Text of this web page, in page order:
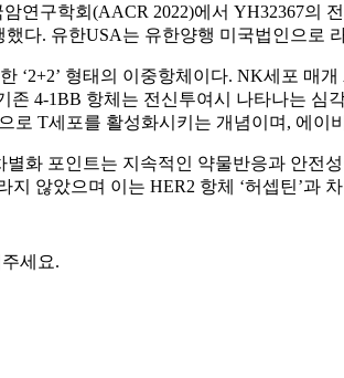
연구학회(AACR 2022)에서 YH32367의
다. 유한USA는 유한양행 미국법인으로
‘2+2’ 형태의 이중항체이다. NK세포
4-1BB 항체는 전신투여시 나타나는
로 T세포를 활성화시키는 개념이며, 에
화 포인트는 지속적인 약물반응과 안전
않았으며 이는 HER2 항체 ‘허셉틴’과
세요.